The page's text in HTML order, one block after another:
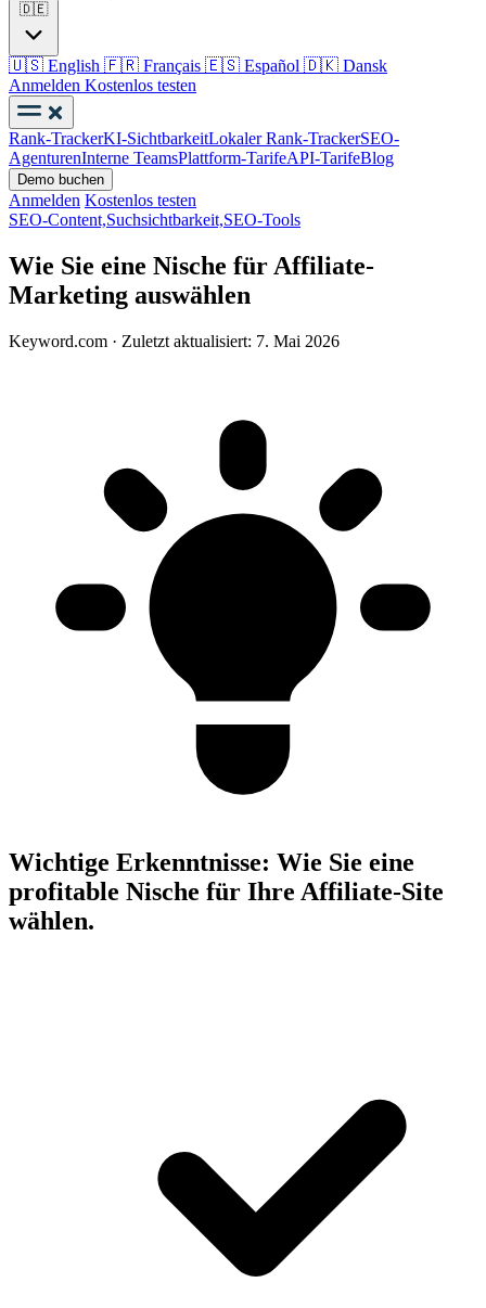
🇩🇪
🇺🇸 English 🇫🇷 Français 🇪🇸 Español 🇩🇰 Dansk
Anmelden Kostenlos testen
Rank-TrackerKI-SichtbarkeitLokaler Rank-TrackerSEO-
AgenturenInterne TeamsPlattform-TarifeAPI-TarifeBlog
Demo buchen
Anmelden Kostenlos testen
SEO-Content,Suchsichtbarkeit,SEO-Tools
Wie Sie eine Nische für Affiliate-
Marketing auswählen
Keyword.com · Zuletzt aktualisiert: 7. Mai 2026
Wichtige Erkenntnisse: Wie Sie eine
profitable Nische für Ihre Affiliate-Site
wählen.